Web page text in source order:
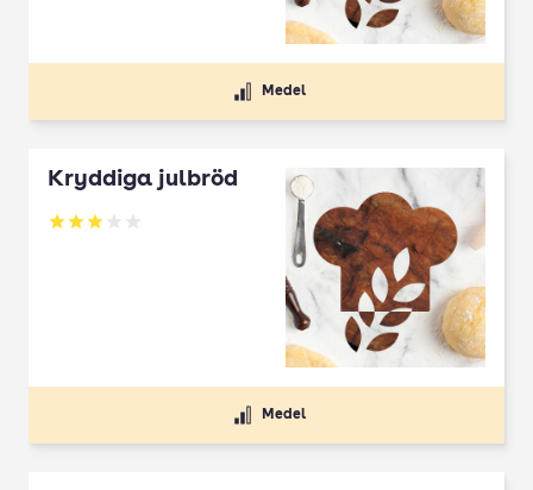
Medel
Kryddiga julbröd
Betyg: 3 av 5
Medel